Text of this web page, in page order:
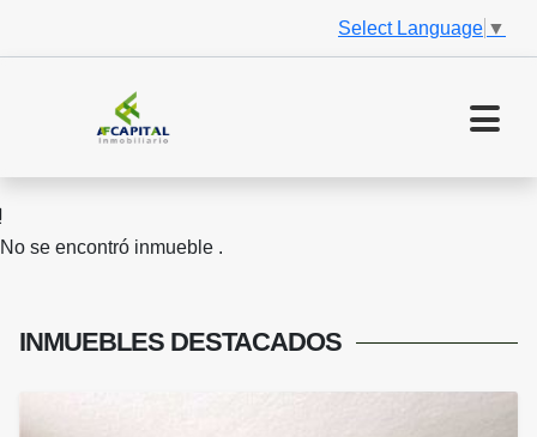
Select Language ▼
No se encontró inmueble .
INMUEBLES DESTACADOS